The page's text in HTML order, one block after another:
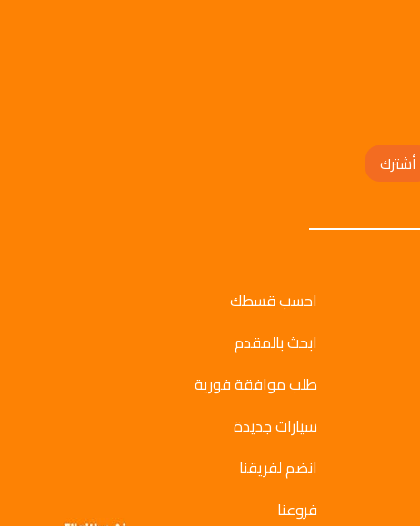
أشترك
احسب قسطك
ابحث بالمقدم
طلب موافقة فورية
سيارات جديدة
انضم لفريقنا
فروعنا